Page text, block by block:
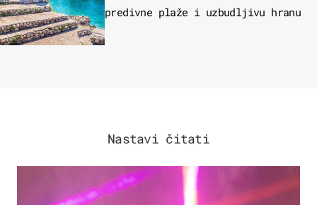
predivne plaže i uzbudljivu hranu
Nastavi čitati
KULTURA & ZABAVA